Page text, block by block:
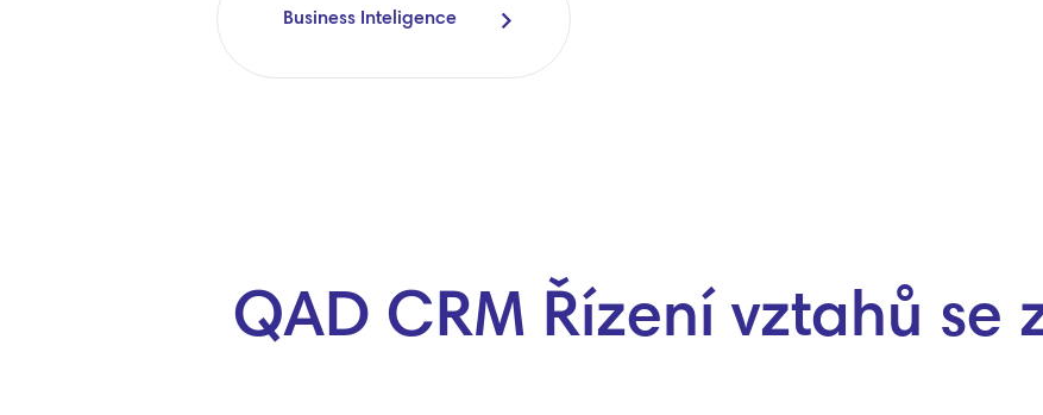
Business Inteligence
QAD CRM Řízení vztahů se